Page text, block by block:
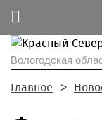
Вологодская
Главное